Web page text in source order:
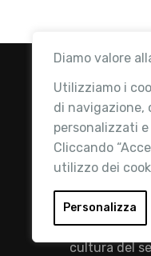
Diamo valore
Utilizziamo i
di
personalizzati
Cliccando
utilizzo dei
Personalizza
Retail
riferimento
mission è
cultura del